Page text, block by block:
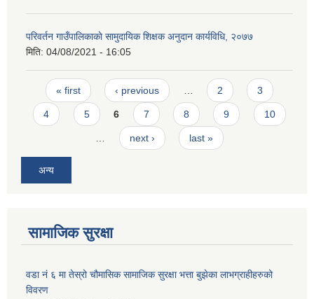
परिवर्तन गाउँपालिकाकाे सामुदायिक शिक्षक अनुदान कार्यविधि, २०७७
मिति: 04/08/2021 - 16:05
Pages
« first ‹ previous 2 3
4 5 6 7 8 9 10
next › last »
अन्य
सामाजिक सुरक्षा
वडा नं ६ मा तेस्रो चौमासिक सामाजिक सुरक्षा भत्ता बुझेका लाभग्राहीहरुको
विवरण